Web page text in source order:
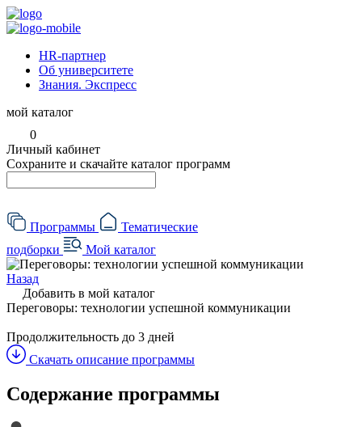
HR-партнер
Об университете
Знания. Экспресс
мой каталог
0
Личный кабинет
Сохраните и скачайте каталог программ
Программы
Тематические
подборки
Мой каталог
Назад
Добавить в мой каталог
Переговоры: технологии успешной коммуникации
Продолжительность до 3 дней
Скачать описание программы
Содержание программы